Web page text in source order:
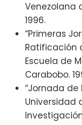
Venezolana
1996.
“Primeras
Ratificación
Escuela de
Carabobo.
“Jornada
Universidad